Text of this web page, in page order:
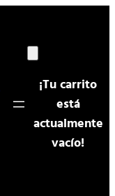
¡Tu carrito
está
actualmente
vacío!